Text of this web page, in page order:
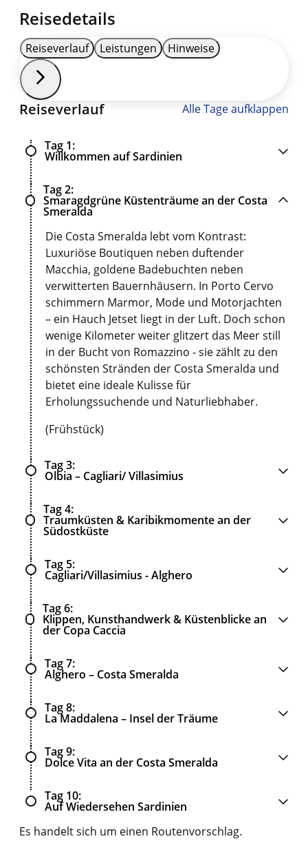
Reisedetails
Reiseverlauf Leistungen Hinweise
Reiseverlauf Alle Tage aufklappen
Tag 1
Willkommen auf Sardinien
Tag 2
Smaragdgrüne Küstenträume an der Costa
Smeralda
Die Costa Smeralda lebt vom Kontrast:
Luxuriöse Boutiquen neben duftender
Macchia, goldene Badebuchten neben
verwitterten Bauernhäusern. In Porto Cervo
schimmern Marmor, Mode und Motorjachten
– ein Hauch Jetset liegt in der Luft. Doch schon
wenige Kilometer weiter glitzert das Meer still
in der Bucht von Romazzino - sie zählt zu den
schönsten Stränden der Costa Smeralda und
bietet eine ideale Kulisse für
Erholungssuchende und Naturliebhaber.
(Frühstück)
Tag 3
Olbia – Cagliari/ Villasimius
Tag 4
Traumküsten & Karibikmomente an der
Südostküste
Tag 5
Cagliari/Villasimius - Alghero
Tag 6
Klippen, Kunsthandwerk & Küstenblicke an
der Copa Caccia
Tag 7
Alghero – Costa Smeralda
Tag 8
La Maddalena – Insel der Träume
Tag 9
Dolce Vita an der Costa Smeralda
Tag 10
Auf Wiedersehen Sardinien
Es handelt sich um einen Routenvorschlag.